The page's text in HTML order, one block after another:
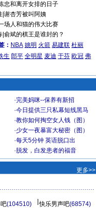
忠和离开女排的日子
| 谢杏芳被叫阿姨
场人和猫的伟大比赛
| 俞斌的棋王是谁封的？
： NBA 姚明 火箭 易建联 杜丽
生 郎平 全明星 麦迪 于芬 欧冠 弗
·完美妈咪--保养有新招
·今日提供三只私幕短线黑马
·教你如何掏空女人钱（图）
·少女一夜暴富大秘密（图）
·每天5分钟 英语脱口出
· 脱发，白发患者的福音
更多>>
(104510) 快乐男声吧(68574)